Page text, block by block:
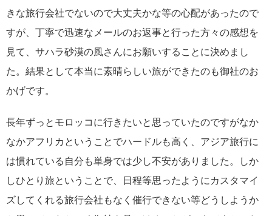
きな旅行会社でないので大丈夫かな等の心配があったので
すが、丁寧で迅速なメールのお返事と行った方々の感想を
見て、サハラ砂漠の風さんにお願いすることに決めまし
た。結果として本当に素晴らしい旅ができたのも御社のお
かげです。
長年ずっとモロッコに行きたいと思っていたのですがなか
なかアフリカということでハードルも高く、アジア旅行に
は慣れている自分も単身では少し不安がありました。しか
しひとり旅ということで、日程等思ったようにカスタマイ
ズしてくれる旅行会社もなく催行できない等どうしようか